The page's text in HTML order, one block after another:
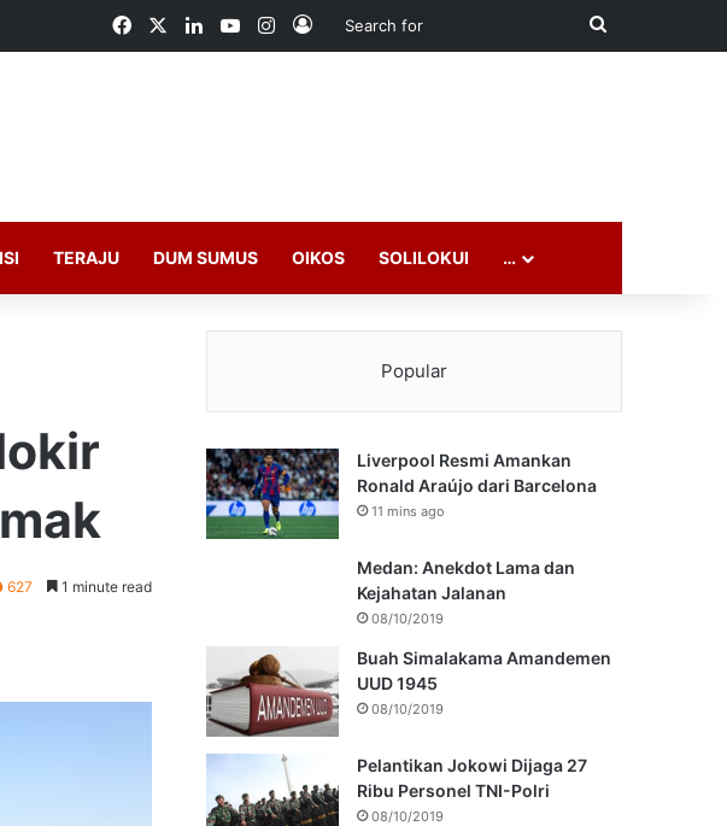
FacebookLinkedInYouTubeInstagram
Log In
Search
TERAJU DUM SUMUS OIKOS SOLILOKUI …
627 1 minute read
Popular
Liverpool Resmi Amankan
Ronald Araújo dari Barcelona
11 mins ago
Medan: Anekdot Lama dan
Kejahatan Jalanan
08/10/2019
Buah Simalakama Amandemen
UUD 1945
08/10/2019
Pelantikan Jokowi Dijaga 27
Ribu Personel TNI-Polri
08/10/2019